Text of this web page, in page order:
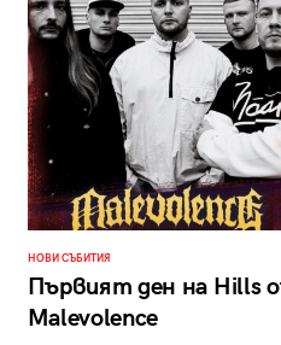
НОВИ СЪБИТИЯ
Първият ден на Hills
Malevolence